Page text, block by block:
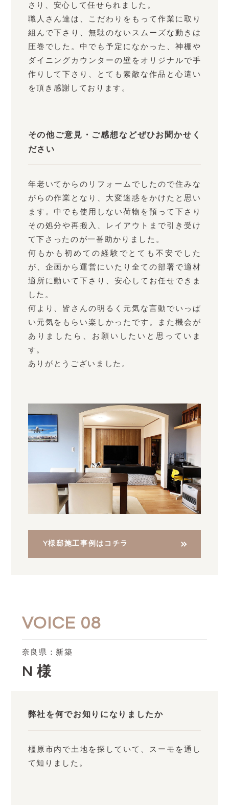
さり、安心して任せられました。
職人さん達は、こだわりをもって作業に取り
組んで下さり、無駄のないスムーズな動きは
圧巻でした。中でも予定になかった、神棚や
ダイニングカウンターの壁をオリジナルで手
作りして下さり、とても素敵な作品と心遣い
を頂き感謝しております。
その他ご意見・ご感想などぜひお聞かせく
ださい
年老いてからのリフォームでしたので住みな
がらの作業となり、大変迷惑をかけたと思い
ます。中でも使用しない荷物を預って下さり
その処分や再搬入、レイアウトまで引き受け
て下さったのが一番助かりました。
何もかも初めての経験でとても不安でした
が、企画から運営にいたり全ての部署で適材
適所に動いて下さり、安心してお任せできま
した。
何より、皆さんの明るく元気な言動でいっぱ
い元気をもらい楽しかったです。また機会が
ありましたら、お願いしたいと思っていま
す。
ありがとうございました。
Y様邸施工事例はコチラ
VOICE 08
奈良県：新築
N 様
弊社を何でお知りになりましたか
橿原市内で土地を探していて、スーモを通し
て知りました。